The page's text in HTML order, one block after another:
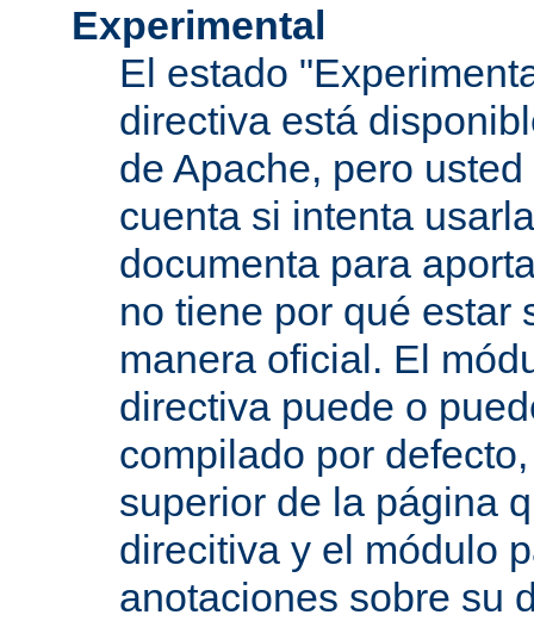
Experimental
El estado
directiva está
de Apache, pero
cuenta si intenta
documenta para
no tiene por qué estar
manera oficial. El
directiva puede o
compilado por
superior de la página
direcitiva y el módulo
anotaciones sobre su